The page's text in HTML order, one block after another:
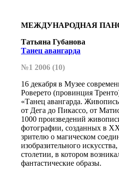
МЕЖДУНАРОДНАЯ
Татьяна Губанова
Танец авангарда
№1 2006 (10)
16 декабря в Музее
Роверето (провинция
«Танец авангарда.
от Дега до Пикассо, от
1000 произведений
фотографии, созданных в
зрителю о магическом
изобразительного
столетии, в котором
фантастические образы.